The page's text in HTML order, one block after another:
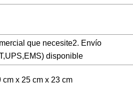
que necesite2. Envío
disponible
x 25 cm x 23 cm